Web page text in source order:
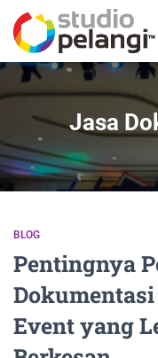
Jasa
BLOG
Pentingnya
Event yang